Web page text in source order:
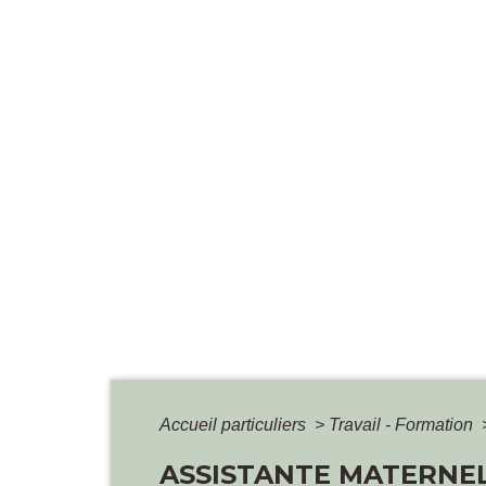
Accueil particuliers > Travail - Formation
ASSISTANTE